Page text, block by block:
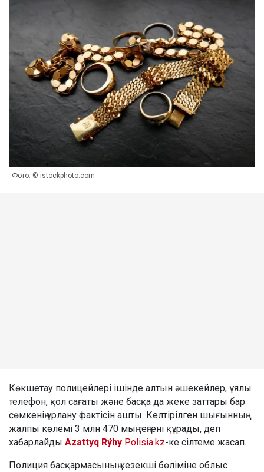
Фото: © istockphoto.com
Көкшетау полицейлері ішінде алтын әшекейлер, ұялы
телефон, қол сағаты және басқа да жеке заттары бар
сөмкенің ұрлану фактісін ашты. Келтірілген шығынның
жалпы көлемі 3 млн 470 мың теңгені құрады, деп
хабарлайды Azattyq Rýhy Polisia.kz-ке сілтеме жасап.
Полиция басқармасының кезекші бөліміне облыс